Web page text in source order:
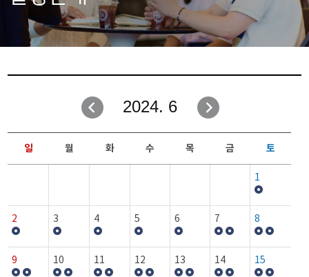
2024. 6
일 월 화 수 목 금 토
1
2 3 4 5 6 7 8
9 10 11 12 13 14 15